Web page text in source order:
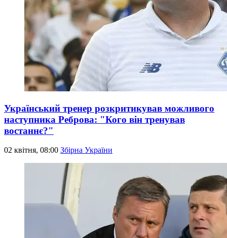
Український тренер розкритикував можливого
наступника Реброва: "Кого він тренував
востаннє?"
02 квітня, 08:00 Збірна України